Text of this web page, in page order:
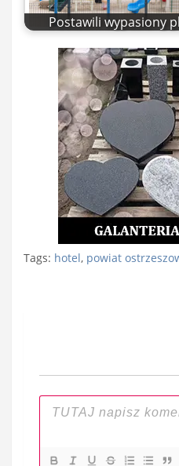
Postawili wypasiony
Tags: hotel, powiat